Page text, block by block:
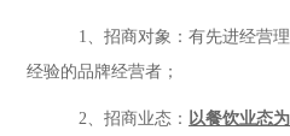
1、 招商对象：有先进经营
经验的品牌经营者；
2、 招商业态： 以餐饮业态